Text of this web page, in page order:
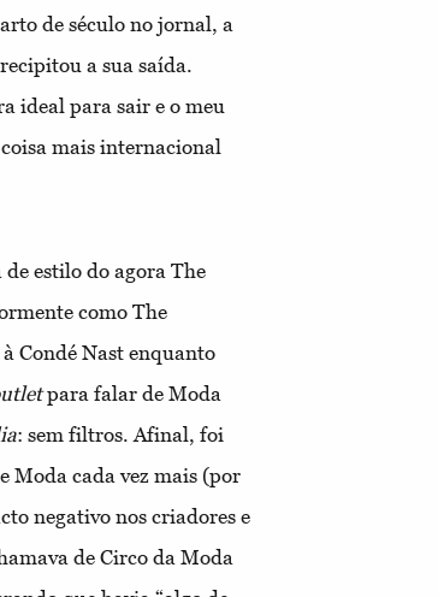
de século no jornal, a
a sua saída.
ideal para sair e o meu
mais internacional
estilo do agora The
como The
Condé Nast enquanto
para falar de Moda
: sem filtros. Afinal, foi
Moda cada vez mais (por
negativo nos criadores e
de Circo da Moda